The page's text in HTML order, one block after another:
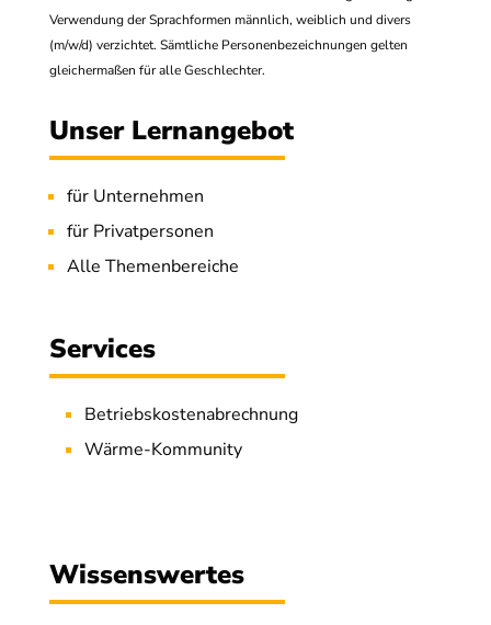
Verwendung der Sprachformen männlich, weiblich und divers
(m/w/d) verzichtet. Sämtliche Personenbezeichnungen gelten
gleichermaßen für alle Geschlechter.
Unser Lernangebot
für Unternehmen
für Privatpersonen
Alle Themenbereiche
Services
Betriebskostenabrechnung
Wärme-Kommunity
Wissenswertes